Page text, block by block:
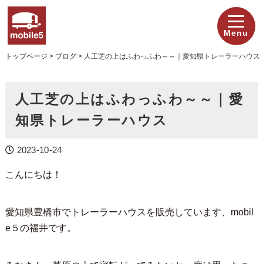
Menu
トップページ > ブログ> 人工芝の上はふわっふわ～～｜愛知県トレーラーハウス
人工芝の上はふわっふわ～～｜愛
知県トレーラーハウス
2023-10-24
こんにちは！
愛知県豊橋市でトレーラーハウスを販売しています、mobil
e５の福井です。